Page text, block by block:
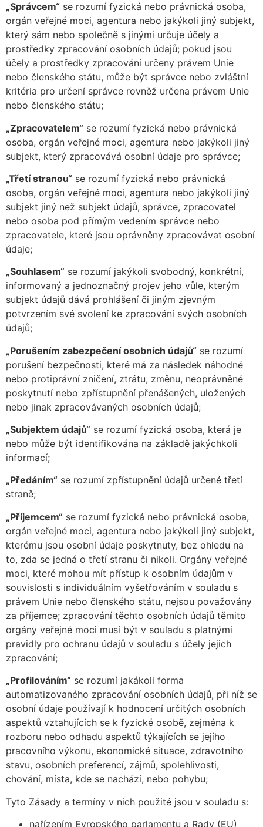
„Správcem“ se rozumí fyzická nebo právnická osoba,
orgán veřejné moci, agentura nebo jakýkoli jiný subjekt,
který sám nebo společně s jinými určuje účely a
prostředky zpracování osobních údajů; pokud jsou
účely a prostředky zpracování určeny právem Unie
nebo členského státu, může být správce nebo zvláštní
kritéria pro určení správce rovněž určena právem Unie
nebo členského státu;
„Zpracovatelem“ se rozumí fyzická nebo právnická
osoba, orgán veřejné moci, agentura nebo jakýkoli jiný
subjekt, který zpracovává osobní údaje pro správce;
„Třetí stranou“ se rozumí fyzická nebo právnická
osoba, orgán veřejné moci, agentura nebo jakýkoli jiný
subjekt jiný než subjekt údajů, správce, zpracovatel
nebo osoba pod přímým vedením správce nebo
zpracovatele, které jsou oprávněny zpracovávat osobní
údaje;
„Souhlasem“ se rozumí jakýkoli svobodný, konkrétní,
informovaný a jednoznačný projev jeho vůle, kterým
subjekt údajů dává prohlášení či jiným zjevným
potvrzením své svolení ke zpracování svých osobních
údajů;
„Porušením zabezpečení osobních údajů“ se rozumí
porušení bezpečnosti, které má za následek náhodné
nebo protiprávní zničení, ztrátu, změnu, neoprávněné
poskytnutí nebo zpřístupnění přenášených, uložených
nebo jinak zpracovávaných osobních údajů;
„Subjektem údajů“ se rozumí fyzická osoba, která je
nebo může být identifikována na základě jakýchkoli
informací;
„Předáním“ se rozumí zpřístupnění údajů určené třetí
straně;
„Příjemcem“ se rozumí fyzická nebo právnická osoba,
orgán veřejné moci, agentura nebo jakýkoli jiný subjekt,
kterému jsou osobní údaje poskytnuty, bez ohledu na
to, zda se jedná o třetí stranu či nikoli. Orgány veřejné
moci, které mohou mít přístup k osobním údajům v
souvislosti s individuálním vyšetřováním v souladu s
právem Unie nebo členského státu, nejsou považovány
za příjemce; zpracování těchto osobních údajů těmito
orgány veřejné moci musí být v souladu s platnými
pravidly pro ochranu údajů v souladu s účely jejich
zpracování;
„Profilováním“ se rozumí jakákoli forma
automatizovaného zpracování osobních údajů, při níž se
osobní údaje používají k hodnocení určitých osobních
aspektů vztahujících se k fyzické osobě, zejména k
rozboru nebo odhadu aspektů týkajících se jejího
pracovního výkonu, ekonomické situace, zdravotního
stavu, osobních preferencí, zájmů, spolehlivosti,
chování, místa, kde se nachází, nebo pohybu;
Tyto Zásady a termíny v nich použité jsou v souladu s:
nařízením Evropského parlamentu a Rady (EU)